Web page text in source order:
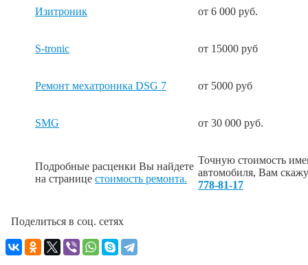
Изитроник от 6 000 руб.
S-tronic от 15000 руб
Ремонт мехатроника DSG 7 от 5000 руб
SMG от 30 000 руб.
Подробные расценки Вы найдете
на странице стоимость ремонта.
Точную стоимость
автомобиля, Вам
778-81-17
Поделиться в соц. сетях